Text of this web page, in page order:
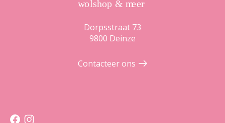
Dorpsstraat 73
9800 Deinze
Contacteer ons